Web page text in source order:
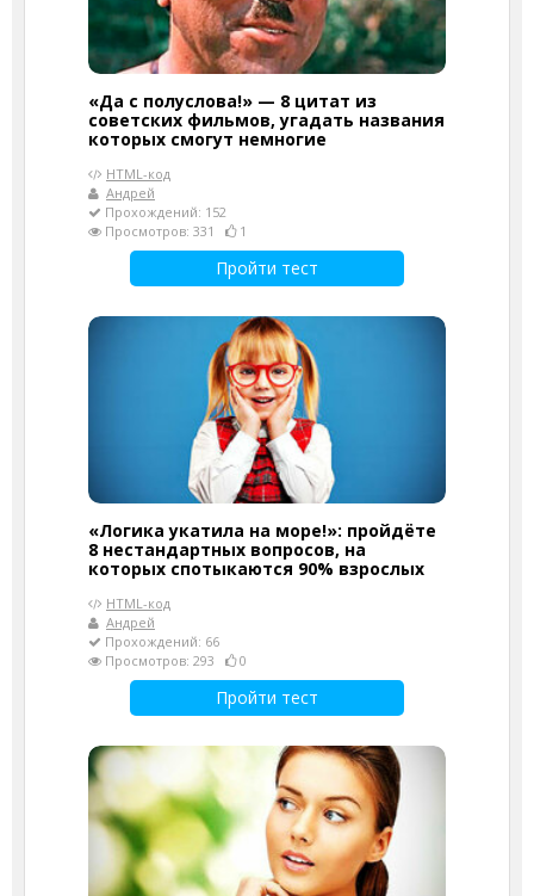
«Да с полуслова!» — 8 цитат из
советских фильмов, угадать названия
которых смогут немногие
HTML-код
Андрей
Прохождений: 152
Просмотров: 331
1
Пройти тест
«Логика укатила на море!»: пройдёте
8 нестандартных вопросов, на
которых спотыкаются 90% взрослых
HTML-код
Андрей
Прохождений: 66
Просмотров: 293
0
Пройти тест